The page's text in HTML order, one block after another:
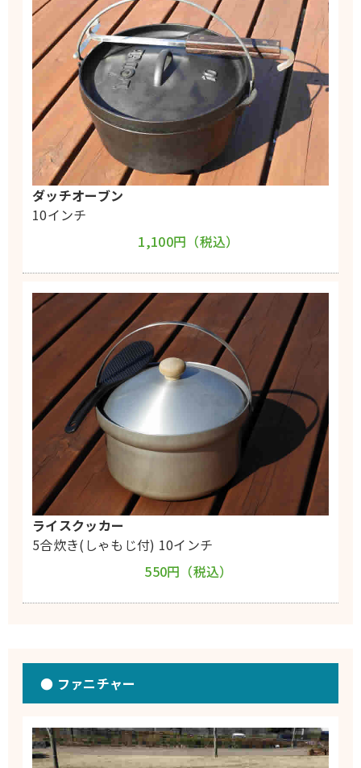
ダッチオーブン
10インチ
1,100円（税込）
ライスクッカー
5合炊き(しゃもじ付) 10インチ
550円（税込）
● ファニチャー